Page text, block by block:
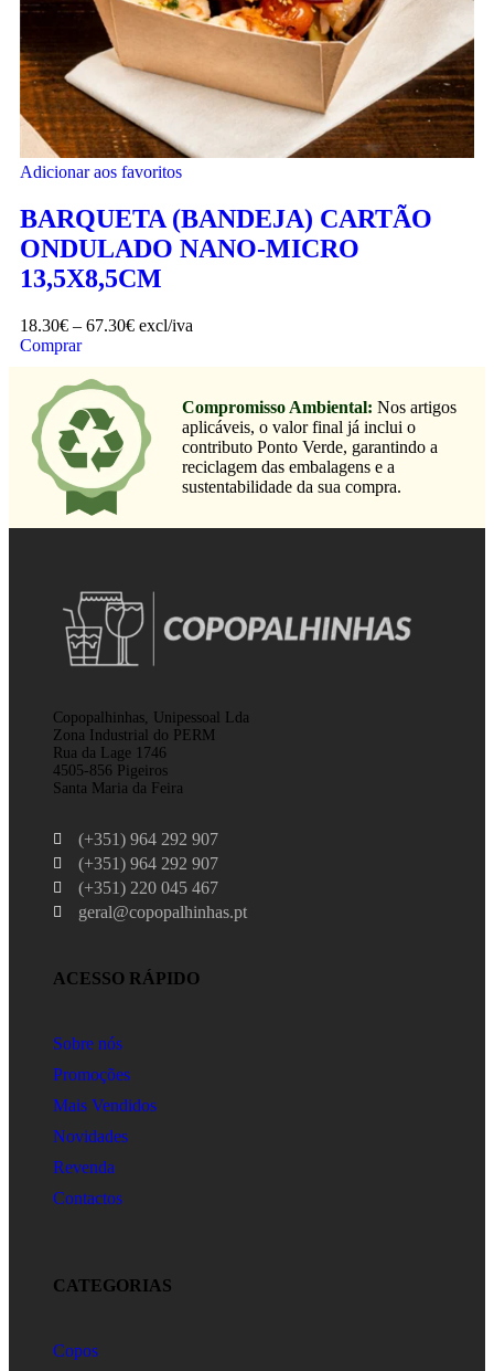
Adicionar aos favoritos
BARQUETA (BANDEJA) CARTÃO
ONDULADO NANO-MICRO
13,5X8,5CM
18.30€ – 67.30€ excl/iva
Comprar
Compromisso Ambiental: Nos artigos
aplicáveis, o valor final já inclui o
contributo Ponto Verde, garantindo a
reciclagem das embalagens e a
sustentabilidade da sua compra.
Copopalhinhas, Unipessoal Lda
Zona Industrial do PERM
Rua da Lage 1746
4505-856 Pigeiros
Santa Maria da Feira
(+351) 964 292 907
(+351) 964 292 907
(+351) 220 045 467
geral@copopalhinhas.pt
ACESSO RÁPIDO
Sobre nós
Promoções
Mais Vendidos
Novidades
Revenda
Contactos
CATEGORIAS
Copos